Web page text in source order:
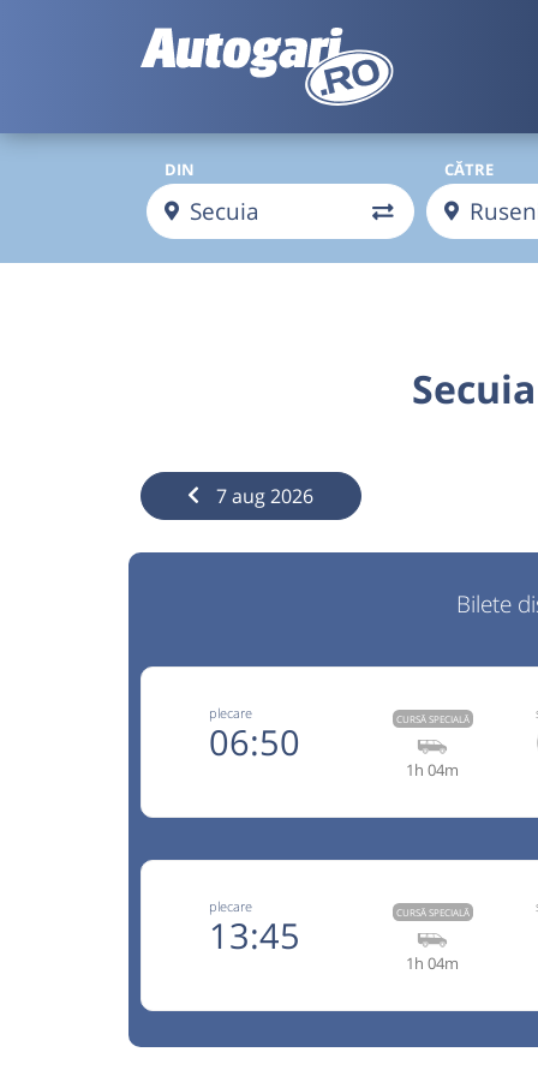
DIN CĂTRE
7 aug 2026
Bilete
plecare
06:50 CURSĂ SPECIALĂ
1h 04m
Trans Olteanu Tour
Opinii călători
CURSĂ SPECIALĂ . Se poate
plecare
13:45 CURSĂ SPECIALĂ
1h 04m
Trans Olteanu Tour